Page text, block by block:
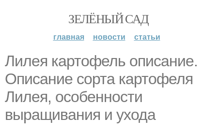
ЗЕЛЁНЫЙ САД
главная новости статьи
Лилея картофель описание.
Описание сорта картофеля
Лилея, особенности
выращивания и ухода